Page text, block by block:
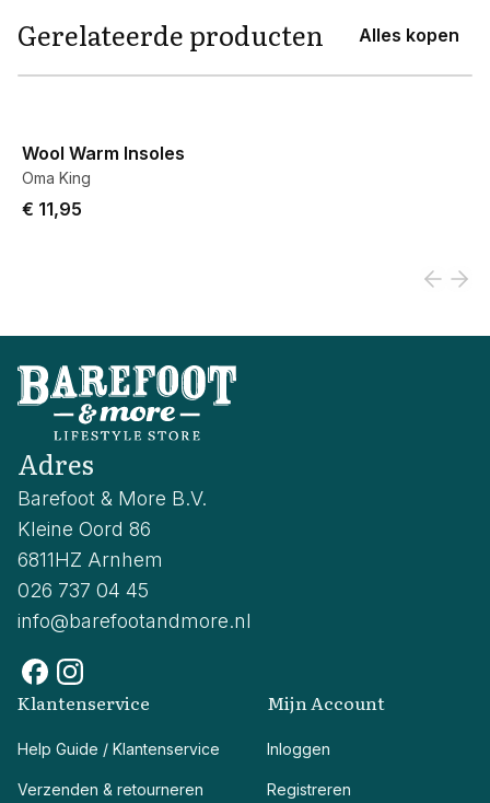
Gerelateerde producten Alles kopen
Wool Warm Insoles
Oma King
€ 11,95
Adres
Barefoot & More B.V.
Kleine Oord 86
6811HZ Arnhem
026 737 04 45
info@barefootandmore.nl
Klantenservice
Help Guide / Klantenservice
Verzenden & retourneren
Mijn Account
Inloggen
Registreren